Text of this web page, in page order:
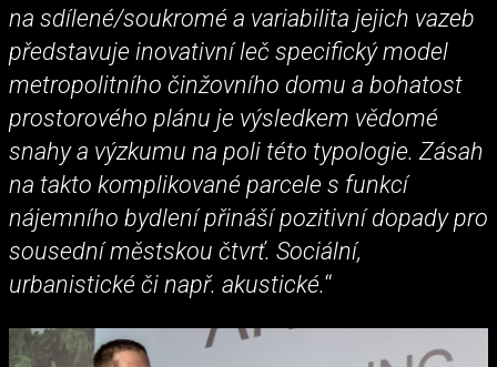
na sdílené/soukromé a variabilita jejich vazeb
představuje inovativní leč specifický model
metropolitního činžovního domu a bohatost
prostorového plánu je výsledkem vědomé
snahy a výzkumu na poli této typologie. Zásah
na takto komplikované parcele s funkcí
nájemního bydlení přináší pozitivní dopady pro
sousední městskou čtvrť. Sociální,
urbanistické či např. akustické.“